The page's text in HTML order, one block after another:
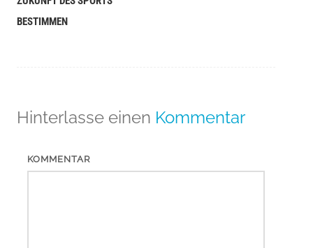
BESTIMMEN
Hinterlasse einen Kommentar
KOMMENTAR